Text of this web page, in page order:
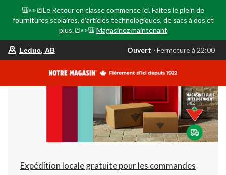
🎒✏️📒Le Retour en classe commence ici. Faites le plein de
fournitures scolaires, d'articles technologiques, de sacs à dos et
plus.📒✏️🎒 Magasinez maintenant
votre
est
AB,
Ouvert,
Fermeture
à
22:00
changer
Leduc, AB Ouvert ⋅ Fermeture à 22:00
Expédition locale gratuite pour les commandes